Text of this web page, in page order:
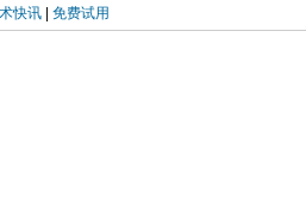
快讯| 免费试用